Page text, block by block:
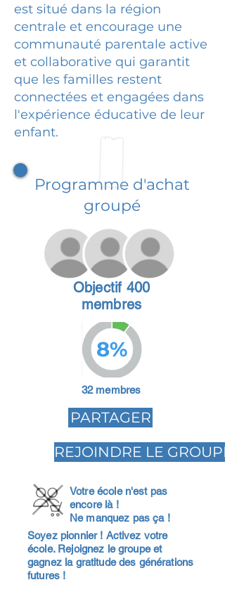
est situé dans la région
centrale et encourage une
communauté parentale active
et collaborative qui garantit
que les familles restent
connectées et engagées dans
l'expérience éducative de leur
enfant.
Programme d'achat
groupé
Objectif 400
membres
8%
32 membres
PARTAGER
REJOINDRE LE GROUPE
Votre école n'est pas
encore là !
Ne manquez pas ça !
Soyez pionnier ! Activez votre
école. Rejoignez le groupe et
gagnez la gratitude des générations
futures !